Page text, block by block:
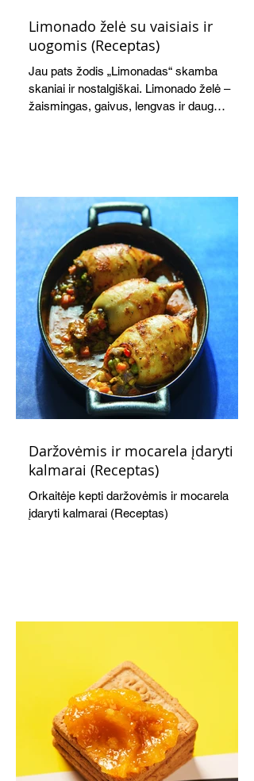
Limonado želė su vaisiais ir
uogomis (Receptas)
Jau pats žodis „Limonadas“ skamba
skaniai ir nostalgiškai. Limonado želė –
žaismingas, gaivus, lengvas ir daug
Daržovėmis ir mocarela įdaryti
kalmarai (Receptas)
Orkaitėje kepti daržovėmis ir mocarela
įdaryti kalmarai (Receptas)